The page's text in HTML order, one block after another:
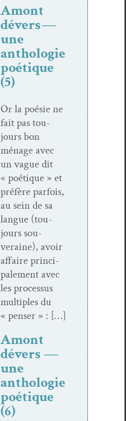
Amont
dévers —
une
anthologie
poétique
(5)
Or la poésie ne
fait pas tou­
jours bon
ménage avec
un vague dit
« poé­tique » et
préfère par­fois,
au sein de sa
langue (tou­
jours sou­
veraine), avoir
affaire prin­ci­
pale­ment avec
les proces­sus
mul­ti­ples du
« penser » : […]
Amont
dévers —
une
anthologie
poétique
(6)